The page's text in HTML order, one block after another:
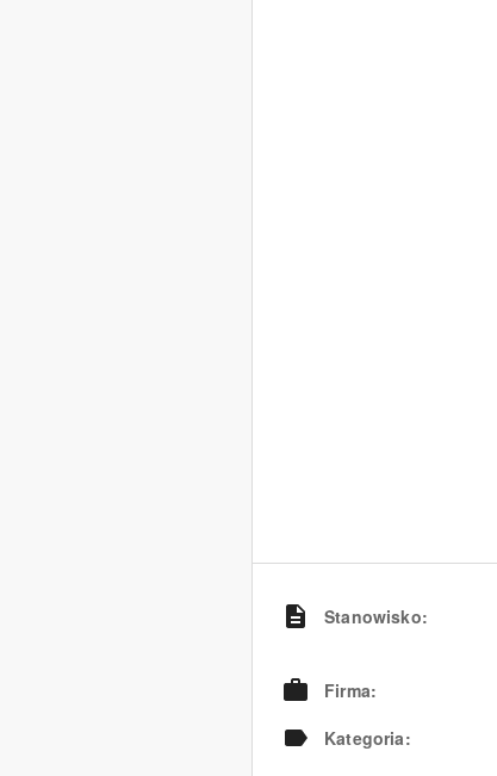
Stanowisko:
Firma:
Kategoria: